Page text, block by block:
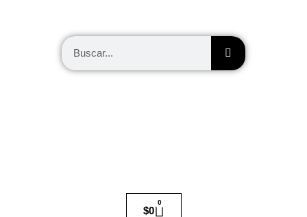
$0
0